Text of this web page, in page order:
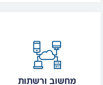
מחשוב ורשתות